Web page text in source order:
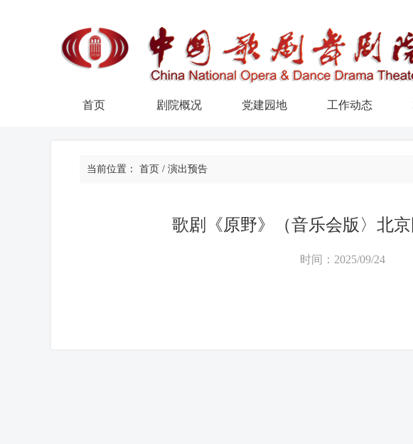
首页 剧院概况 党建园地 工作动态
当前位置： 首页 / 演出预告
歌剧《原野》（音乐会版〉北
时间：2025/09/24